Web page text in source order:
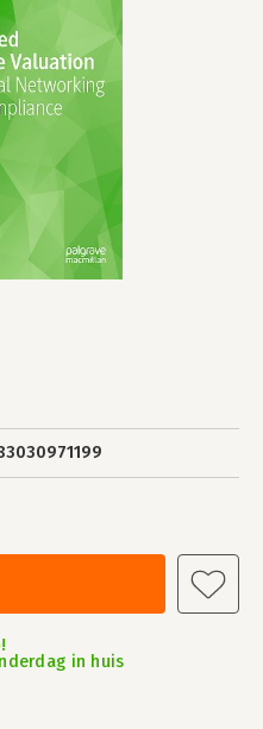
in huis